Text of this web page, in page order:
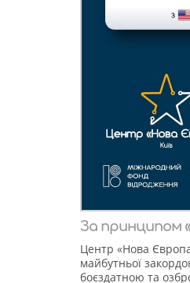
За принципом
Центр «Нова
майбутньої
боєздатною та